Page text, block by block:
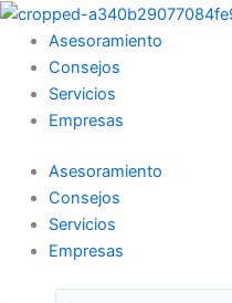
Ir
contenido
Asesoramiento
Consejos
Servicios
Empresas
Asesoramiento
Consejos
Servicios
Empresas